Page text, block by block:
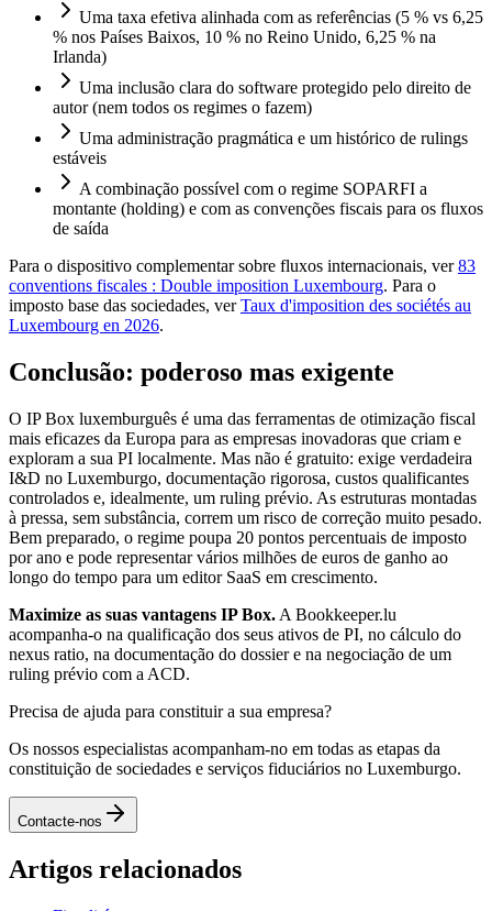
Uma taxa efetiva alinhada com as referências (5 % vs 6,25
% nos Países Baixos, 10 % no Reino Unido, 6,25 % na
Irlanda)
Uma inclusão clara do software protegido pelo direito de
autor (nem todos os regimes o fazem)
Uma administração pragmática e um histórico de rulings
estáveis
A combinação possível com o regime SOPARFI a
montante (holding) e com as convenções fiscais para os fluxos
de saída
Para o dispositivo complementar sobre fluxos internacionais, ver83
conventions fiscales : Double imposition Luxembourg. Para o
imposto base das sociedades, verTaux d'imposition des sociétés au
Luxembourg en 2026.
Conclusão: poderoso mas exigente
O IP Box luxemburguês é uma das ferramentas de otimização fiscal
mais eficazes da Europa para as empresas inovadoras que criam e
exploram a sua PI localmente. Mas não é gratuito: exige verdadeira
I&D no Luxemburgo, documentação rigorosa, custos qualificantes
controlados e, idealmente, um ruling prévio. As estruturas montadas
à pressa, sem substância, correm um risco de correção muito pesado.
Bem preparado, o regime poupa 20 pontos percentuais de imposto
por ano e pode representar vários milhões de euros de ganho ao
longo do tempo para um editor SaaS em crescimento.
Maximize as suas vantagens IP Box. A Bookkeeper.lu
acompanha-o na qualificação dos seus ativos de PI, no cálculo do
nexus ratio, na documentação do dossier e na negociação de um
ruling prévio com a ACD.
Precisa de ajuda para constituir a sua empresa?
Os nossos especialistas acompanham-no em todas as etapas da
constituição de sociedades e serviços fiduciários no Luxemburgo.
Contacte-nos
Artigos relacionados